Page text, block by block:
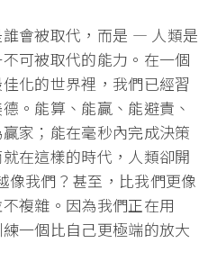
會被取代，而是 — 人類是
可被取代的能力。 在一個
化的世界裡，我們已經習
。能算、能贏、能避責、
家；能在毫秒內完成決策
在這樣的時代，人類卻開
像我們？甚至，比我們更像
複雜。 因為我們正在用
一個比自己更極端的放大